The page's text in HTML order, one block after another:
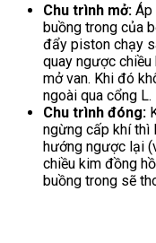
Chu trình mở: Áp
buồng trong của
đẩy piston chạy
quay ngược
mở van. Khi đó
ngoài qua cổng L.
Chu trình đóng:
ngừng cấp khí thì
hướng ngược lại
chiều kim đồng
buồng trong sẽ